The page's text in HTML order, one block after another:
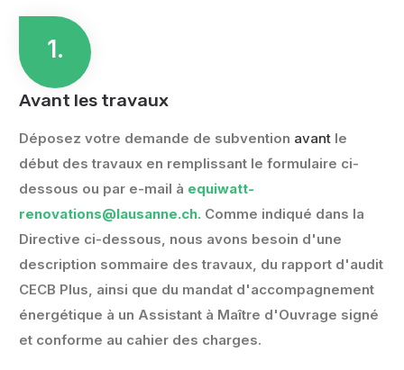
1.
Avant les travaux
Déposez votre demande de subvention avant le
début des travaux en remplissant le formulaire ci-
dessous ou par e-mail à equiwatt-
renovations@lausanne.ch. Comme indiqué dans la
Directive ci-dessous, nous avons besoin d'une
description sommaire des travaux, du rapport d'audit
CECB Plus, ainsi que du mandat d'accompagnement
énergétique à un Assistant à Maître d'Ouvrage signé
et conforme au cahier des charges.